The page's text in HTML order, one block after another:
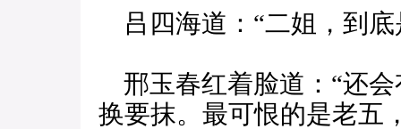
吕四海道：“二姐，到底
邢玉春红着脸道：“还
换要抹。最可恨的是老五